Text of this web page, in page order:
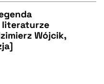
literaturze
Wójcik,